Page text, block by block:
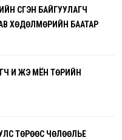
ҮҮСГЭН БАЙГУУЛАГЧ
ХӨДӨЛМӨРИЙН БААТАР
И ЖЭ МЁН ТӨРИЙН
ТӨРӨӨС ЧӨЛӨӨЛЬЕ